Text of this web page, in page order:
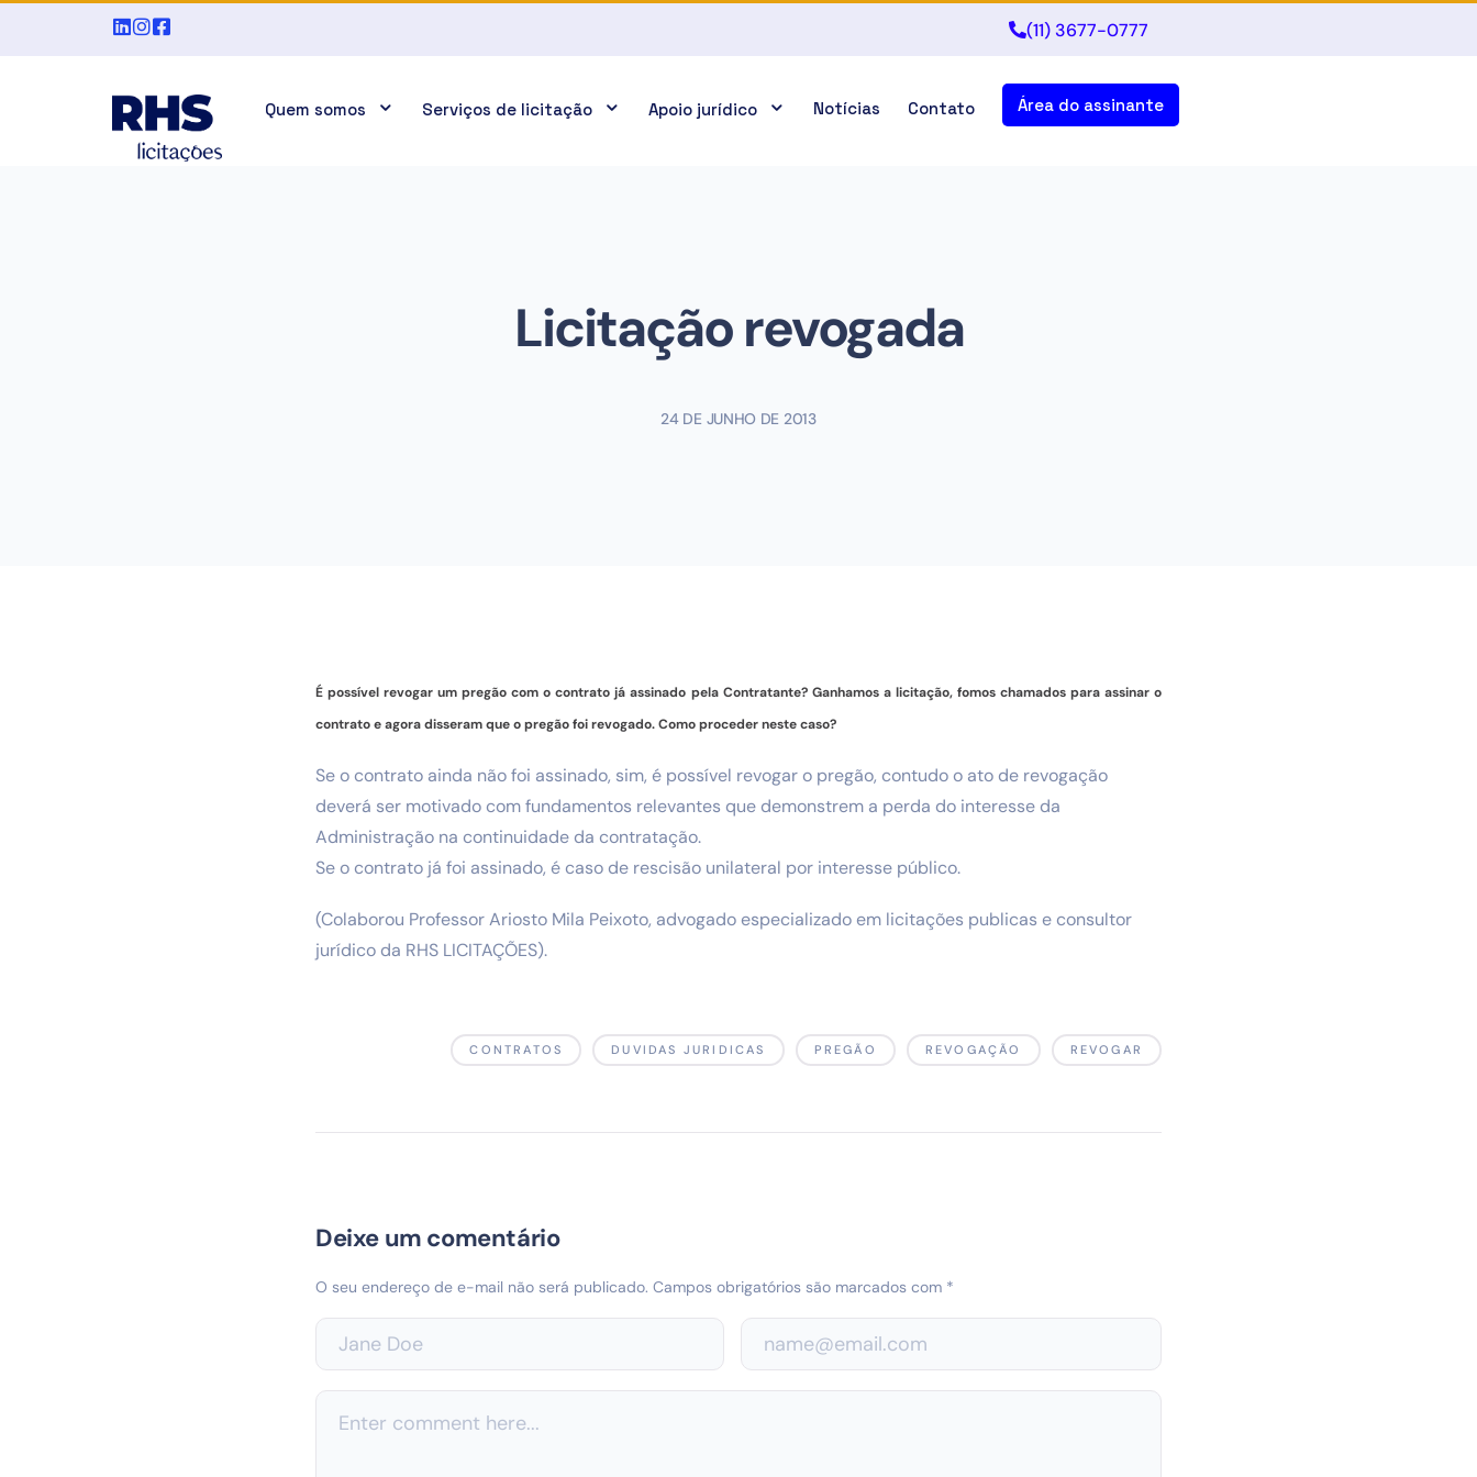
(11) 3677-0777
Quem somos Serviços de licitação Apoio jurídico Notícias Contato Área do assinante
Licitação revogada
24 DE JUNHO DE 2013
É possível revogar um pregão com o contrato já assinado pela Contratante? Ganhamos a licitação, fomos chamados para assinar o
contrato e agora disseram que o pregão foi revogado. Como proceder neste caso?
Se o contrato ainda não foi assinado, sim, é possível revogar o pregão, contudo o ato de revogação
deverá ser motivado com fundamentos relevantes que demonstrem a perda do interesse da
Administração na continuidade da contratação.
Se o contrato já foi assinado, é caso de rescisão unilateral por interesse público.
(Colaborou Professor Ariosto Mila Peixoto, advogado especializado em licitações publicas e consultor
jurídico da RHS LICITAÇÕES).
CONTRATOS DUVIDAS JURIDICAS PREGÃO REVOGAÇÃO REVOGAR
Deixe um comentário
O seu endereço de e-mail não será publicado. Campos obrigatórios são marcados com *